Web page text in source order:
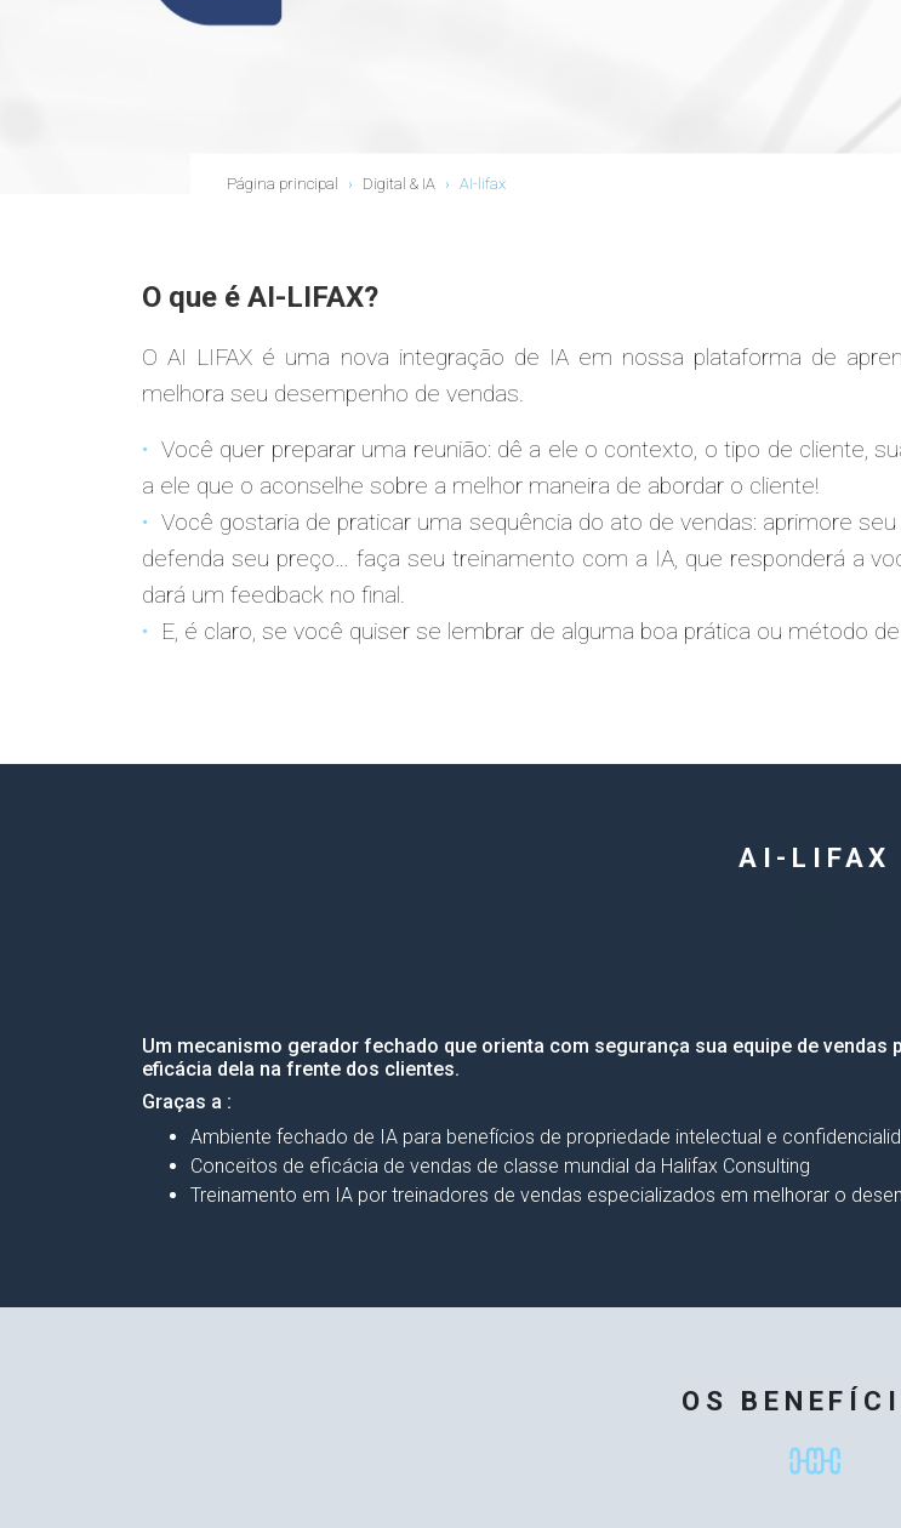
Página principal › Digital & IA › AI-lifax
O que é AI-LIFAX?
O AI LIFAX é uma nova integração de IA em nossa plataforma de
melhora seu desempenho de vendas.
Você quer preparar uma reunião: dê a ele o contexto, o tipo de cliente,
a ele que o aconselhe sobre a melhor maneira de abordar o cliente!
Você gostaria de praticar uma sequência do ato de vendas: aprimore
defenda seu preço… faça seu treinamento com a IA, que responderá a
dará um feedback no final.
E, é claro, se você quiser se lembrar de alguma boa prática ou método
AI-LIFAX
Um mecanismo gerador fechado que orienta com segurança sua equipe de vendas
eficácia dela na frente dos clientes.
Graças a :
Ambiente fechado de IA para benefícios de propriedade intelectual e
Conceitos de eficácia de vendas de classe mundial da Halifax Consulting
Treinamento em IA por treinadores de vendas especializados em melhorar o
OS